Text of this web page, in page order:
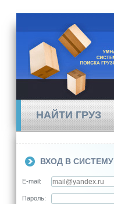
НАЙТИ ГРУЗ
ВХОД В СИСТЕМУ
E-mail:
Пароль: